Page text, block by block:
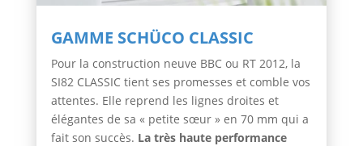
GAMME SCHÜCO CLASSIC
Pour la construction neuve BBC ou RT 2012, la
SI82 CLASSIC tient ses promesses et comble vos
attentes. Elle reprend les lignes droites et
élégantes de sa « petite sœur » en 70 mm qui a
fait son succès. La très haute performance